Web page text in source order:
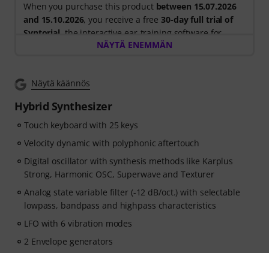
When you purchase this product between 15.07.2026
and 15.10.2026, you receive a free30-day full trial of
Syntorial , the interactive ear-training software for
synth programming.
learn how oscillators, filters, modulation and effects
Your personal voucher code will be sent automatically
by e-mail after your order. No credit card required. The
NÄYTÄ ENEMMÄN
Näytä käännös
Hybrid Synthesizer
Touch keyboard with 25 keys
Velocity dynamic with polyphonic aftertouch
Digital oscillator with synthesis methods like Karplus
Strong, Harmonic OSC, Superwave and Texturer
Analog state variable filter (-12 dB/oct.) with selectable
lowpass, bandpass and highpass characteristics
LFO with 6 vibration modes
2 Envelope generators